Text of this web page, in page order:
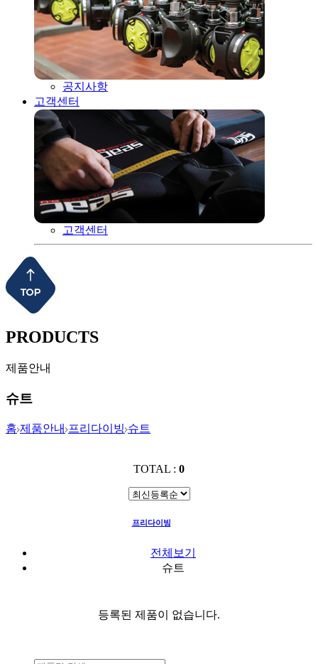
공지사항
고객센터
고객센터
PRODUCTS
제품안내
슈트
홈 제품안내 프리다이빙 슈트
TOTAL : 0
프리다이빙
전체보기
슈트
등록된 제품이 없습니다.